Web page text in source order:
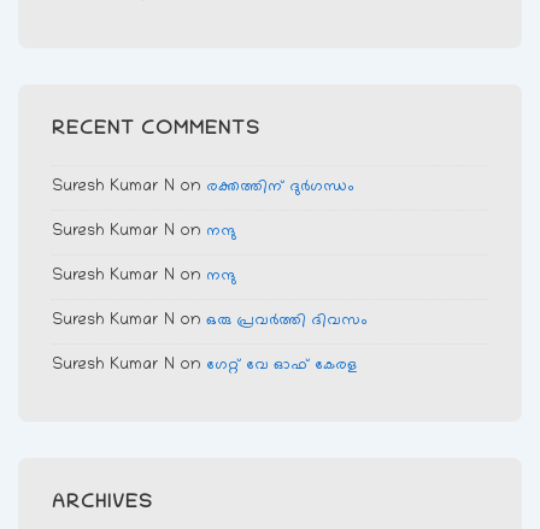
RECENT COMMENTS
Suresh Kumar N on രക്തത്തിന് ദുര്‍ഗന്ധം
Suresh Kumar N on നന്ദു
Suresh Kumar N on നന്ദു
Suresh Kumar N on ഒരു പ്രവര്‍ത്തി ദിവസം
Suresh Kumar N on ഗേറ്റ് വേ ഓഫ് കേരള
ARCHIVES